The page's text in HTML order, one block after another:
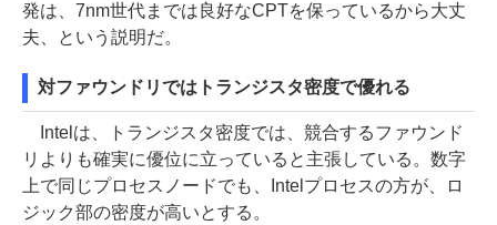
発は、7nm世代までは良好なCPTを保っているから大丈
夫、という説明だ。
対ファウンドリではトランジスタ密度で優れる
Intelは、トランジスタ密度では、競合するファウンド
リよりも確実に優位に立っていると主張している。数字
上で同じプロセスノードでも、Intelプロセスの方が、ロ
ジック部の密度が高いとする。